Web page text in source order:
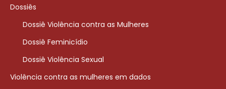
Dossiês
Dossiê Violência contra as Mulheres
Dossiê Feminicídio
Dossiê Violência Sexual
Violência contra as mulheres em dados